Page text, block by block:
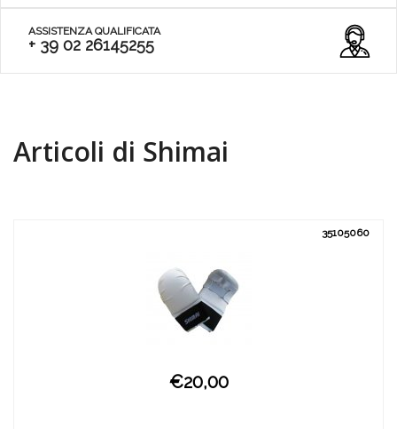
ASSISTENZA QUALIFICATA
+ 39 02 26145255
Articoli di Shimai
35105060
€20,00